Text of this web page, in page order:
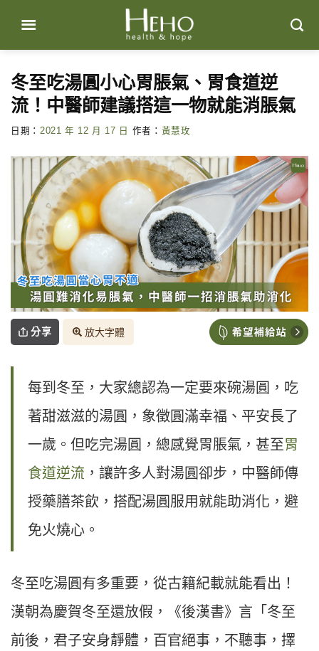
content
冬至吃湯圓小心胃脹氣、胃食道逆
流！中醫師建議搭這一物就能消脹氣
日期： 2021 年 12 月 17 日 作者： 黃慧玫
分享 放大字體
每到冬至，大家總認為一定要來碗湯圓，吃
著甜滋滋的湯圓，象徵圓滿幸福、平安長了
一歲。但吃完湯圓，總感覺胃脹氣，甚至胃
食道逆流 ，讓許多人對湯圓卻步，中醫師傳
授藥膳茶飲，搭配湯圓服用就能助消化，避
免火燒心。
冬至吃湯圓有多重要，從古籍紀載就能看出！
漢朝為慶賀冬至還放假，《後漢書》言「冬至
前後，君子安身靜體，百官絕事，不聽事，擇